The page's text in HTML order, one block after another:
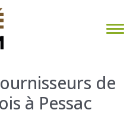
de
à Pessac